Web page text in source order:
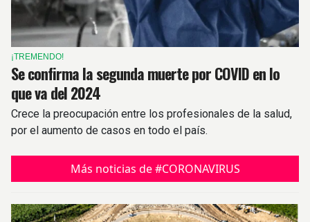
¡TREMENDO!
Se confirma la segunda muerte por COVID en lo
que va del 2024
Crece la preocupación entre los profesionales de la salud,
por el aumento de casos en todo el país.
Más noticias de #CORONAVIRUS